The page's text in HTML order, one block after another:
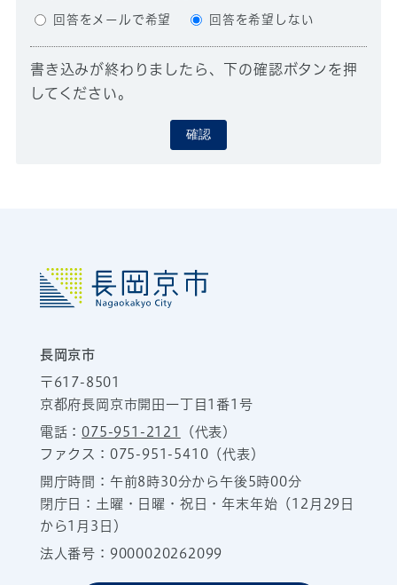
回答をメールで希望 回答を希望しない
書き込みが終わりましたら、下の確認ボタンを押
してください。
確認
長岡京市
〒617-8501
京都府長岡京市開田一丁目1番1号
電話：075-951-2121
（代表）
ファクス：075-951-5410（代表）
開庁時間：午前8時30分から午後5時00分
閉庁日：土曜・日曜・祝日・年末年始（12月29日
から1月3日）
法人番号：9000020262099